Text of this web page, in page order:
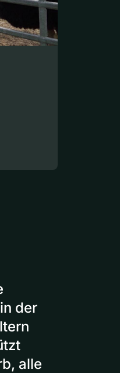
der
alle